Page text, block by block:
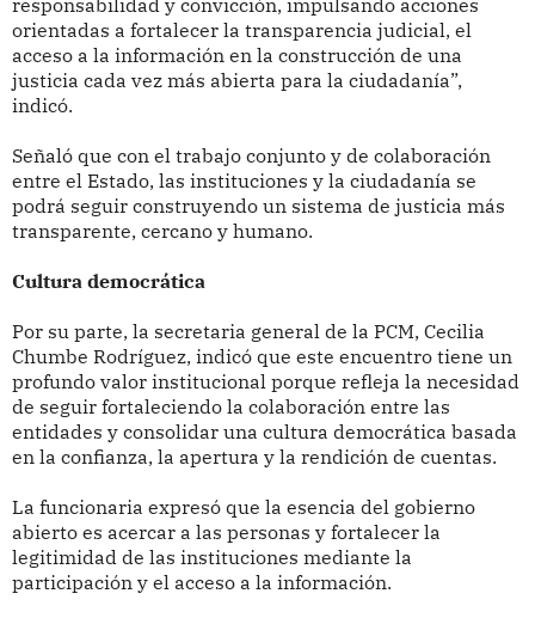
orientadas a fortalecer la transparencia judicial, el
acceso a la información en la construcción de una
justicia cada vez más abierta para la ciudadanía”,
indicó.
Señaló que con el trabajo conjunto y de colaboración
entre el Estado, las instituciones y la ciudadanía se
podrá seguir construyendo un sistema de justicia más
transparente, cercano y humano.
Cultura democrática
Por su parte, la secretaria general de la PCM, Cecilia
Chumbe Rodríguez, indicó que este encuentro tiene un
profundo valor institucional porque refleja la necesidad
de seguir fortaleciendo la colaboración entre las
entidades y consolidar una cultura democrática basada
en la confianza, la apertura y la rendición de cuentas.
La funcionaria expresó que la esencia del gobierno
abierto es acercar a las personas y fortalecer la
legitimidad de las instituciones mediante la
participación y el acceso a la información.